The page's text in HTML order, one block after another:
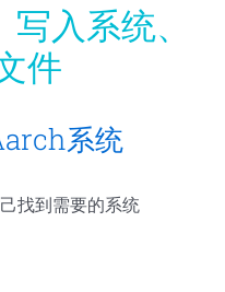
入系统、
件
系统
找到需要的系统